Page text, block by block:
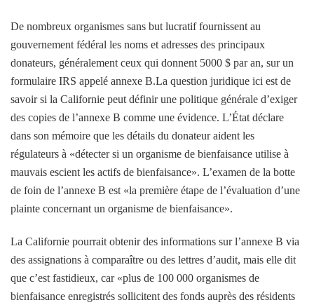
De nombreux organismes sans but lucratif fournissent au
gouvernement fédéral les noms et adresses des principaux
donateurs, généralement ceux qui donnent 5000 $ par an, sur un
formulaire IRS appelé annexe B.La question juridique ici est de
savoir si la Californie peut définir une politique générale d’exiger
des copies de l’annexe B comme une évidence. L’État déclare
dans son mémoire que les détails du donateur aident les
régulateurs à «détecter si un organisme de bienfaisance utilise à
mauvais escient les actifs de bienfaisance». L’examen de la botte
de foin de l’annexe B est «la première étape de l’évaluation d’une
plainte concernant un organisme de bienfaisance».
La Californie pourrait obtenir des informations sur l’annexe B via
des assignations à comparaître ou des lettres d’audit, mais elle dit
que c’est fastidieux, car «plus de 100 000 organismes de
bienfaisance enregistrés sollicitent des fonds auprès des résidents